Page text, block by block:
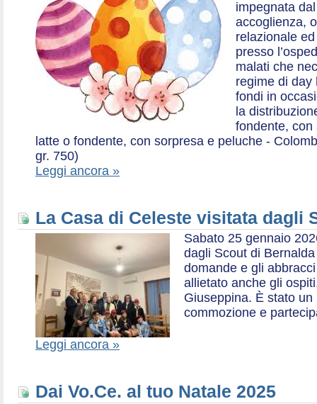
impegnata
accoglienza,
relazionale
presso
malati che
regime di day
fondi in
la
fondente, con
latte o fondente, con sorpresa e peluche -
gr. 750)
Leggi ancora »
La Casa di Celeste visitata dagli
Sabato 25 gennaio
dagli Scout di
domande e gli
allietato anche gli
Giuseppina. È stato
commozione e
Leggi ancora »
Dai Vo.Ce. al tuo Natale 2025